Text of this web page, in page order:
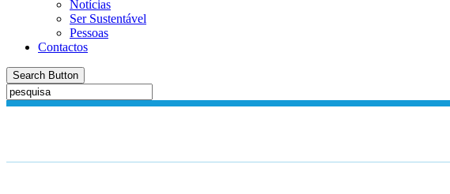
Notícias
Ser Sustentável
Pessoas
Contactos
Search Button